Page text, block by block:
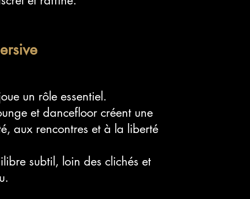
un rôle essentiel.
et dancefloor créent une
aux rencontres et à la liberté
subtil, loin des clichés et